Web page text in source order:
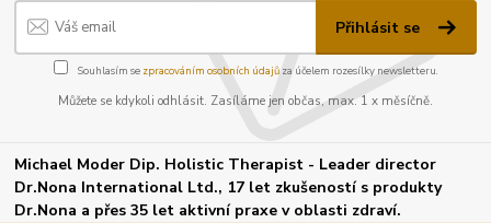
Přihlásit se
Souhlasím se zpracováním osobních údajůza účelem rozesílky newsletteru.
Můžete se kdykoli odhlásit. Zasíláme jen občas, max. 1 x měsíčně.
Michael Moder Dip. Holistic Therapist - Leader director
Dr.Nona International Ltd., 17 let zkušeností s produkty
Dr.Nona a přes 35 let aktivní praxe v oblasti zdraví.